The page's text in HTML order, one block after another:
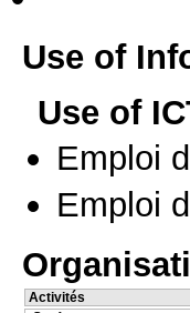
Use of
Use of
Emploi
Emploi
Activités